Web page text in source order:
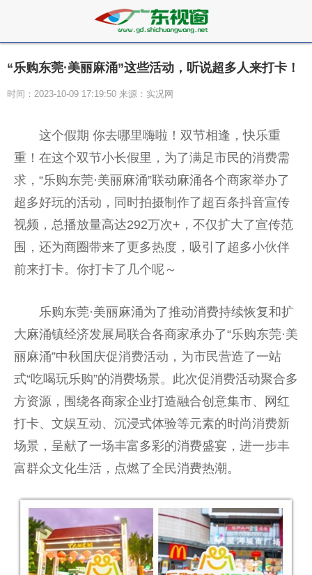
“乐购东莞·美丽麻涌”这些活动，听说超多人来打卡！
时间：2023-10-09 17:19:50 来源：实况网
这个假期 你去哪里嗨啦！双节相逢，快乐重
重！在这个双节小长假里，为了满足市民的消费需
求，“乐购东莞·美丽麻涌”联动麻涌各个商家举办了
超多好玩的活动，同时拍摄制作了超百条抖音宣传
视频，总播放量高达292万次+，不仅扩大了宣传范
围，还为商圈带来了更多热度，吸引了超多小伙伴
前来打卡。你打卡了几个呢～
乐购东莞·美丽麻涌为了推动消费持续恢复和扩
大麻涌镇经济发展局联合各商家承办了“乐购东莞·美
丽麻涌”中秋国庆促消费活动，为市民营造了一站
式“吃喝玩乐购”的消费场景。此次促消费活动聚合多
方资源，围绕各商家企业打造融合创意集市、网红
打卡、文娱互动、沉浸式体验等元素的时尚消费新
场景，呈献了一场丰富多彩的消费盛宴，进一步丰
富群众文化生活，点燃了全民消费热潮。